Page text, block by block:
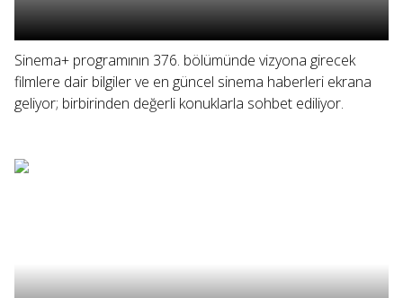
Sinema+ programının 376. bölümünde vizyona girecek
filmlere dair bilgiler ve en güncel sinema haberleri ekrana
geliyor; birbirinden değerli konuklarla sohbet ediliyor.